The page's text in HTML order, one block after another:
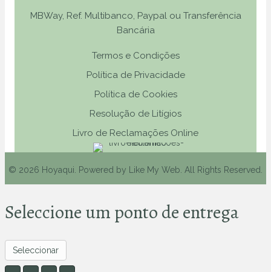
MBWay, Ref. Multibanco, Paypal ou Transferência
Bancária
Termos e Condições
Política de Privacidade
Política de Cookies
Resolução de Litígios
Livro de Reclamações Online
© 2026 Hoyaqui. Powered by Like My Web . All Rights Reserved.
Seleccione um ponto de entrega
Seleccionar